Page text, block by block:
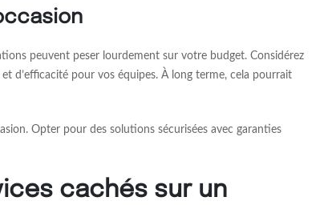
peuvent peser lourdement sur votre budget. Considérez
d’efficacité pour vos équipes. À long terme, cela pourrait
Opter pour des solutions sécurisées avec garanties
cachés sur un